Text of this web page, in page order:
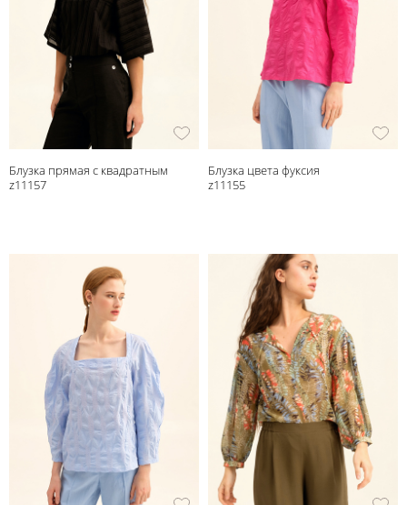
Блузка прямая с квадратным
вырезом
z11157
Блузка цвета фуксия
z11155